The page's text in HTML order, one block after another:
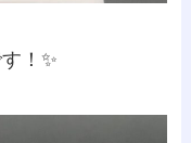
！✨